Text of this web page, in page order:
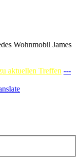
Wohnmobil James
aktuellen Treffen ---